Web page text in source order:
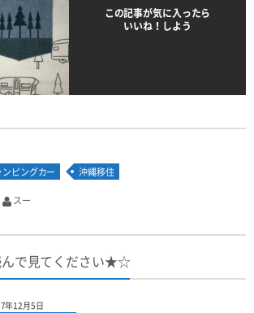
この記事が気に入ったら
いいね！しよう
ンピングカー 沖縄移住
スー
んで見てください★☆
年12月5日